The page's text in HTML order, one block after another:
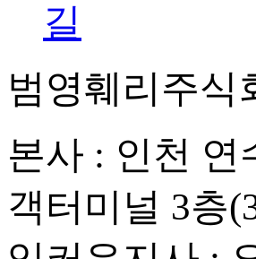
길
범영훼리주식
본사 : 인천 연
객터미널 3층